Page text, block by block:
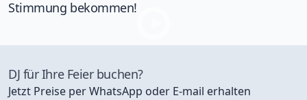
Stimmung bekommen!
DJ für Ihre Feier buchen?
Jetzt Preise per WhatsApp oder E-mail erhalten